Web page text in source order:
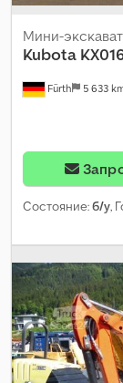
Fürth 5 633
Мини-
Kubota
Состояние:б/у,